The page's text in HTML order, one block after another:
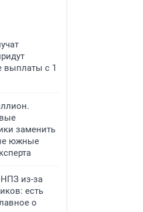
выплаты с 1
заменить
южные
из-за
есть
о